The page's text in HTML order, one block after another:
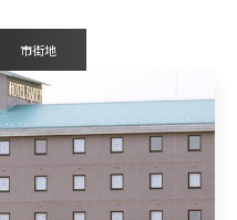
市街地